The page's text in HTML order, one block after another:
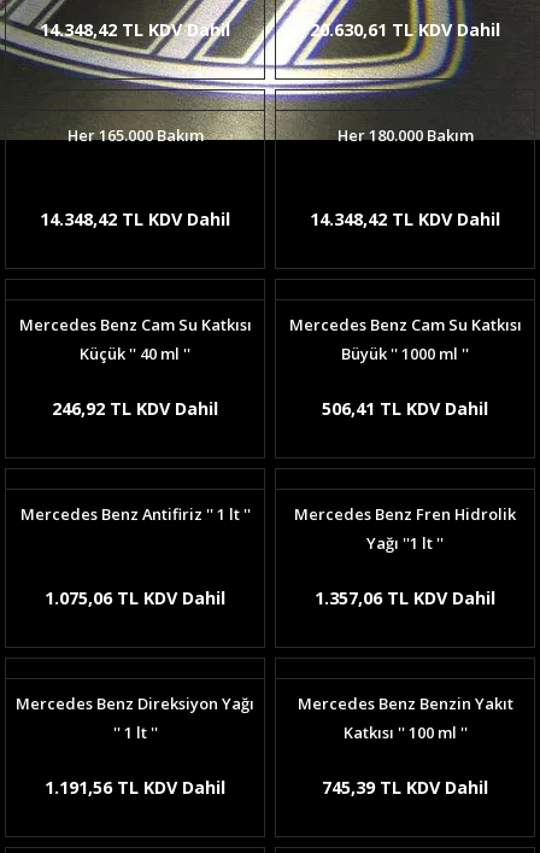
14.348,42 TL KDV Dahil 20.630,61 TL KDV Dahil
Her 165.000 Bakım
14.348,42 TL KDV Dahil
Her 180.000 Bakım
14.348,42 TL KDV Dahil
Mercedes Benz Cam Su Katkısı
Küçük '' 40 ml ''
246,92 TL KDV Dahil
Mercedes Benz Cam Su Katkısı
Büyük '' 1000 ml ''
506,41 TL KDV Dahil
Mercedes Benz Antifiriz '' 1 lt ''
1.075,06 TL KDV Dahil
Mercedes Benz Fren Hidrolik
Yağı ''1 lt ''
1.357,06 TL KDV Dahil
Mercedes Benz Direksiyon Yağı
'' 1 lt ''
1.191,56 TL KDV Dahil
Mercedes Benz Benzin Yakıt
Katkısı '' 100 ml ''
745,39 TL KDV Dahil